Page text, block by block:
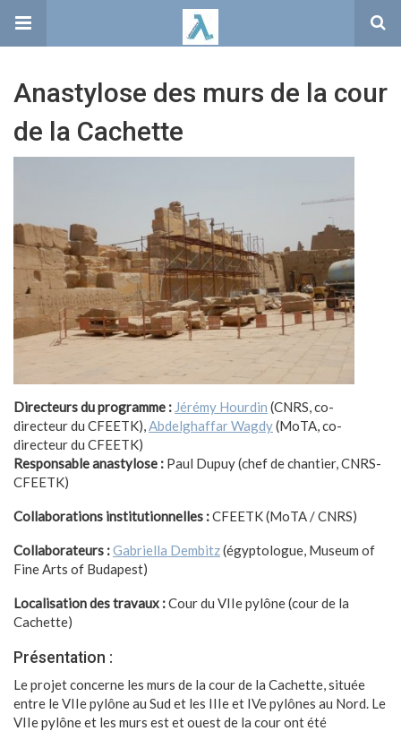
Anastylose des murs de la cour
de la Cachette
Directeurs du programme : Jérémy Hourdin (CNRS, co-
directeur du CFEETK),Abdelghaffar Wagdy(MoTA, co-
directeur du CFEETK)
Responsable anastylose : Paul Dupuy (chef de chantier, CNRS-
CFEETK)
Collaborations institutionnelles :CFEETK (MoTA / CNRS)
Collaborateurs :Gabriella Dembitz(égyptologue, Museum of
Fine Arts of Budapest)
Localisation des travaux :Cour du VIIe pylône (cour de la
Cachette)
Présentation :
Le projet concerne les murs de la cour de la Cachette, située
entre le VIIe pylône au Sud et les IIIe et IVe pylônes au Nord. Le
VIIe pylône et les murs est et ouest de la cour ont été